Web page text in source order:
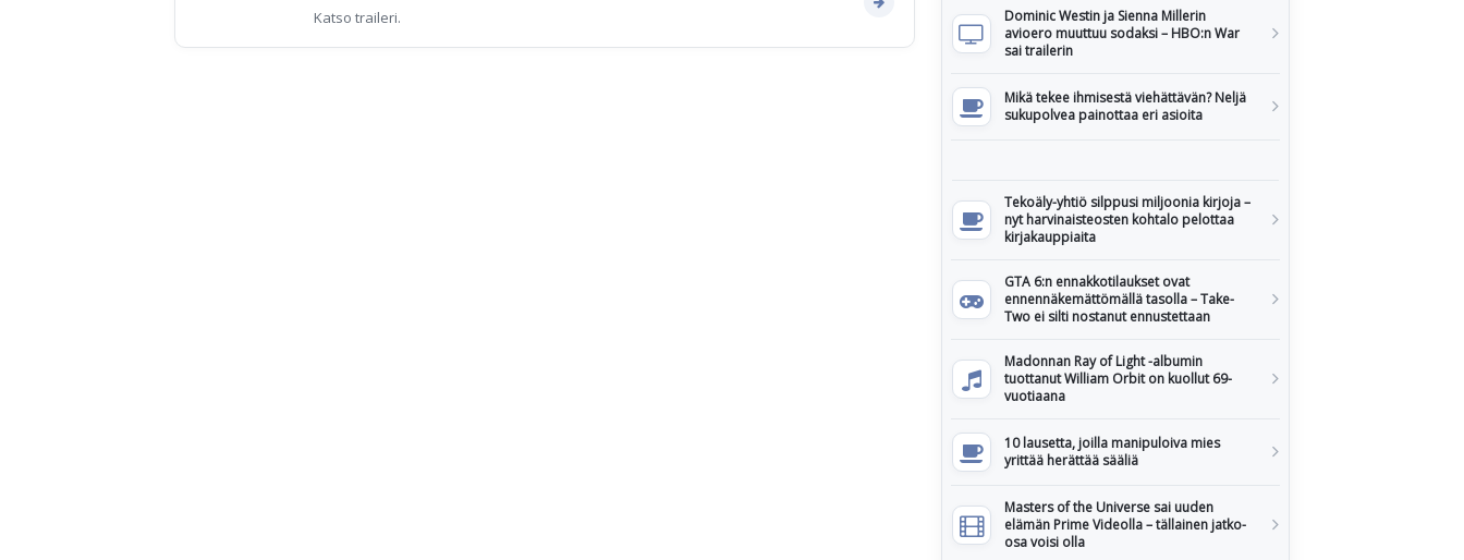
Katso traileri.
Dominic Westin ja Sienna Millerin
avioero muuttuu sodaksi – HBO:n War
sai trailerin
Mikä tekee ihmisestä viehättävän? Neljä
sukupolvea painottaa eri asioita
Tekoäly-yhtiö silppusi miljoonia kirjoja –
nyt harvinaisteosten kohtalo pelottaa
kirjakauppiaita
GTA 6:n ennakkotilaukset ovat
ennennäkemättömällä tasolla – Take-
Two ei silti nostanut ennustettaan
Madonnan Ray of Light -albumin
tuottanut William Orbit on kuollut 69-
vuotiaana
10 lausetta, joilla manipuloiva mies
yrittää herättää sääliä
Masters of the Universe sai uuden
elämän Prime Videolla – tällainen jatko-
osa voisi olla